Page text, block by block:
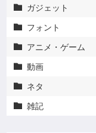
 ガジェット
 フォント
 アニメ・ゲーム
 動画
 ネタ
 雑記